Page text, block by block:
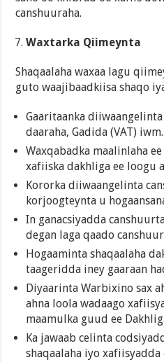
canshuuraha.
Waxtarka Qiimeynta
Shaqaalaha waxaa lagu
guto waajibaadkiisa shaqo
Gaaritaanka
daaraha, Gadida (VAT) iwm.
Waxqabadka maalinlaha
xafiiska dakhliga ee loogu
Kororka diiwaangelinta
korjoogteynta u
In ganacsiyadda
degan laga qaado
Hogaaminta shaqaalaha
taageridda iney gaaraan
Diyaarinta Warbixino sax
ahna loola wadaago
maamulka guud ee
Ka jawaab celinta
shaqaalaha iyo xafiisyadda